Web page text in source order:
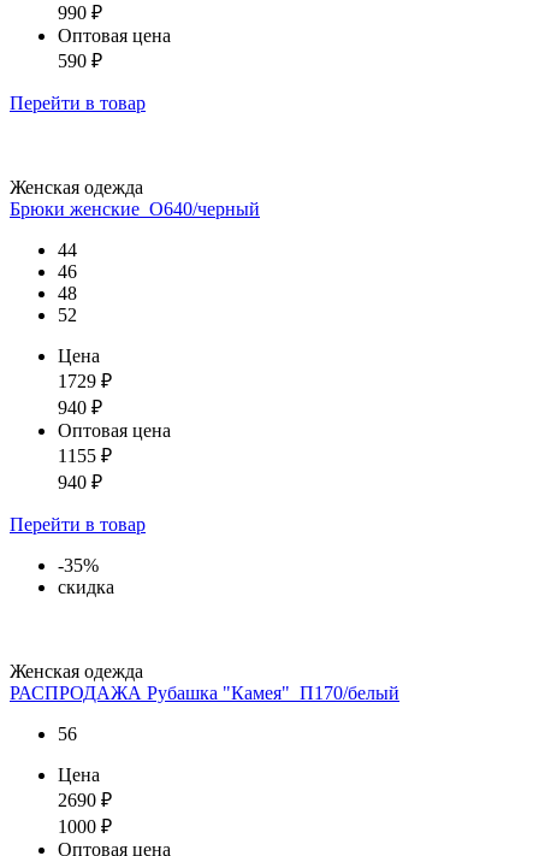
990 ₽
Оптовая цена
590 ₽
Перейти в товар
Женская одежда
Брюки женские_О640/черный
44
46
48
52
Цена
1729 ₽
940 ₽
Оптовая цена
1155 ₽
940 ₽
Перейти в товар
-35%
скидка
Женская одежда
РАСПРОДАЖА Рубашка "Камея"_П170/белый
56
Цена
2690 ₽
1000 ₽
Оптовая цена